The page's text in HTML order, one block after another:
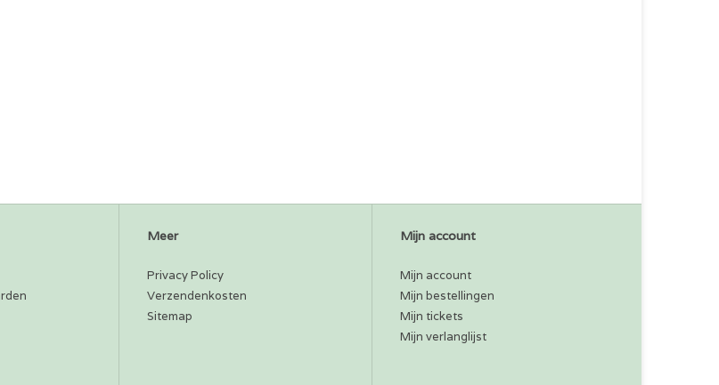
Meer
Privacy Policy
Verzendenkosten
Sitemap
Mijn account
Mijn account
Mijn bestellingen
Mijn tickets
Mijn verlanglijst